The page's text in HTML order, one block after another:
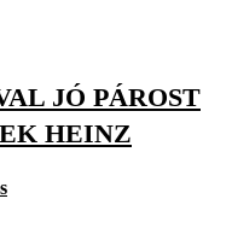
JÓ PÁROST
HEINZ